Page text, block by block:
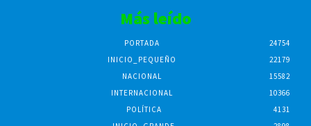
Más leído
PORTADA
24754
INICIO_PEQUEÑO
22179
NACIONAL
15582
INTERNACIONAL
10366
POLÍTICA
4131